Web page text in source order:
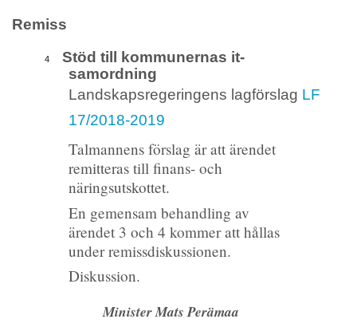
Remiss
4
Stöd till kommunernas it-
samordning
Landskapsregeringens lagförslag LF
17/2018-2019
Talmannens förslag är att ärendet
remitteras till finans- och
näringsutskottet.
En gemensam behandling av
ärendet 3 och 4 kommer att hållas
under remissdiskussionen.
Diskussion.
Minister Mats Perämaa